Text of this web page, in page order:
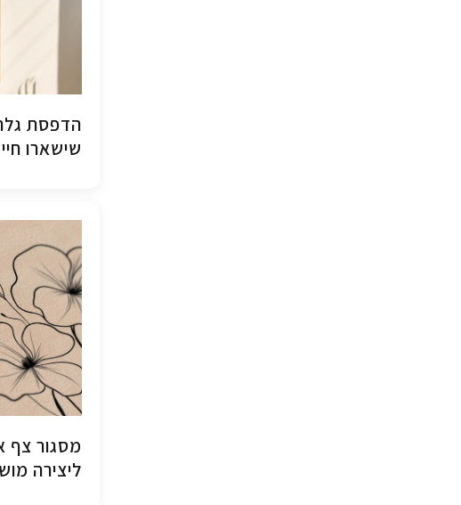
הדפסת
שישארו
מסגור צף
ליצירה